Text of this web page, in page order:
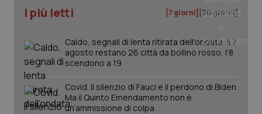
I più letti [7 giorni] [30 giorni]
Caldo, segnali di lenta ritirata dell'ondata: il 7
agosto restano 26 città da bollino rosso, l'8
scendono a 19
Covid. Il silenzio di Fauci e il perdono di Biden.
Ma il Quinto Emendamento non è
un’ammissione di colpa